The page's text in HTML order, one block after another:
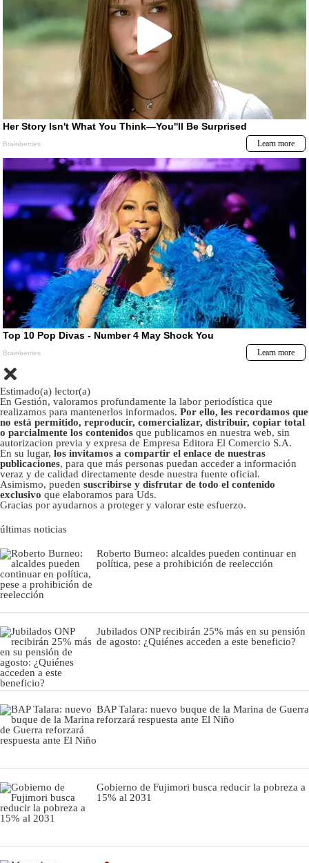
Estimado(a) lector(a)
En Gestión, valoramos profundamente la labor periodística que
realizamos para mantenerlos informados. Por ello, les recordamos que
no está permitido, reproducir, comercializar, distribuir, copiar total
o parcialmente los contenidos que publicamos en nuestra web, sin
autorizacion previa y expresa de Empresa Editora El Comercio S.A.
En su lugar, los invitamos a compartir el enlace de nuestras
publicaciones, para que más personas puedan acceder a información
veraz y de calidad directamente desde nuestra fuente oficial.
Asimismo, pueden suscribirse y disfrutar de todo el contenido
exclusivo que elaboramos para Uds.
Gracias por ayudarnos a proteger y valorar este esfuerzo.
últimas noticias
Roberto Burneo: alcaldes pueden continuar en
política, pese a prohibición de reelección
Jubilados ONP recibirán 25% más en su pensión
de agosto: ¿Quiénes acceden a este beneficio?
BAP Talara: nuevo buque de la Marina de Guerra
reforzará respuesta ante El Niño
Gobierno de Fujimori busca reducir la pobreza a
15% al 2031